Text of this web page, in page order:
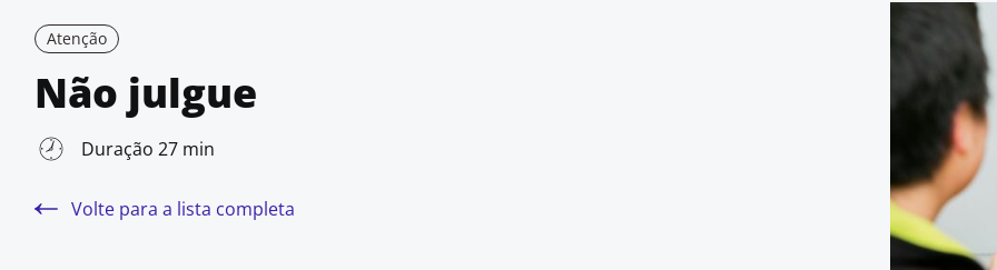
Atenção
Não julgue
Duração 27 min
Volte para a lista completa